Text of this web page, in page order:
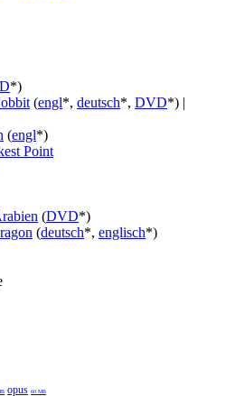
*)
(engl*, deutsch*, DVD*) |
(engl*)
Point
(DVD*)
(deutsch*, englisch*)
opus 60 MB